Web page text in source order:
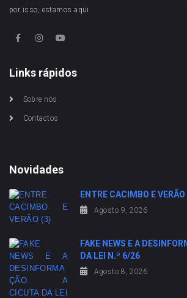
por isso, estamos aqui.
Links rápidos
Sobre nós
Contactos
Novidades
ENTRE CACIMBO E
Agosto 9, 2026
FAKE NEWS E A
DA LEI N.º 6/26
Agosto 8, 2026